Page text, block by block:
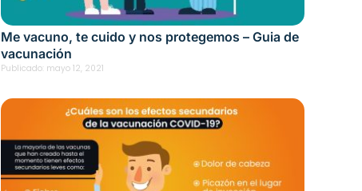
Me vacuno, te cuido y nos protegemos – Guia de
vacunación
Publicado: mayo 12, 2021